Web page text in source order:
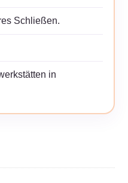
Schließen.
in